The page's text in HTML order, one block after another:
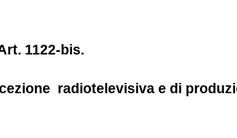
1122-bis.
radiotelevisiva e di